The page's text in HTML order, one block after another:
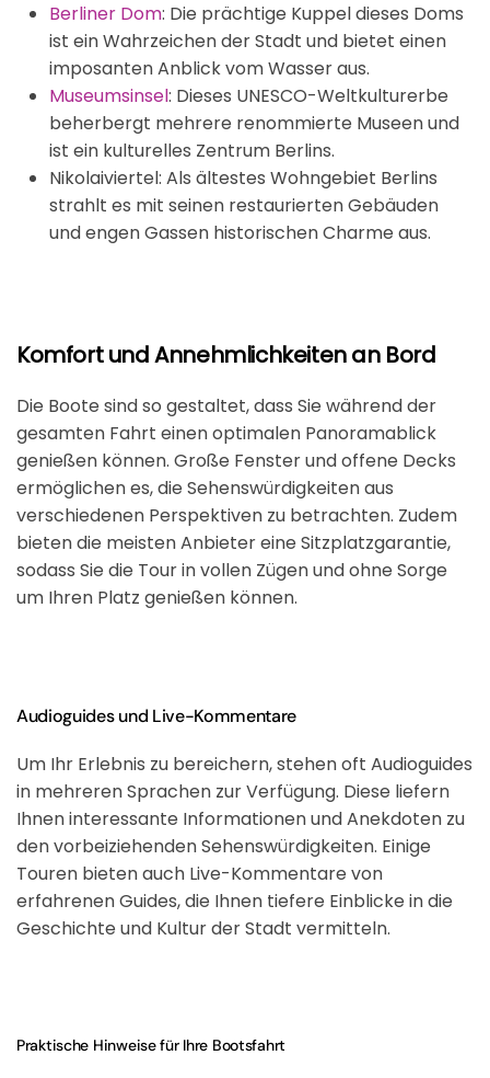
Berliner Dom: Die prächtige Kuppel dieses Doms
ist ein Wahrzeichen der Stadt und bietet einen
imposanten Anblick vom Wasser aus.
Museumsinsel: Dieses UNESCO-Weltkulturerbe
beherbergt mehrere renommierte Museen und
ist ein kulturelles Zentrum Berlins.
Nikolaiviertel: Als ältestes Wohngebiet Berlins
strahlt es mit seinen restaurierten Gebäuden
und engen Gassen historischen Charme aus.
Komfort und Annehmlichkeiten an Bord
Die Boote sind so gestaltet, dass Sie während der
gesamten Fahrt einen optimalen Panoramablick
genießen können. Große Fenster und offene Decks
ermöglichen es, die Sehenswürdigkeiten aus
verschiedenen Perspektiven zu betrachten. Zudem
bieten die meisten Anbieter eine Sitzplatzgarantie,
sodass Sie die Tour in vollen Zügen und ohne Sorge
um Ihren Platz genießen können.
Audioguides und Live-Kommentare
Um Ihr Erlebnis zu bereichern, stehen oft Audioguides
in mehreren Sprachen zur Verfügung. Diese liefern
Ihnen interessante Informationen und Anekdoten zu
den vorbeiziehenden Sehenswürdigkeiten. Einige
Touren bieten auch Live-Kommentare von
erfahrenen Guides, die Ihnen tiefere Einblicke in die
Geschichte und Kultur der Stadt vermitteln.
Praktische Hinweise für Ihre Bootsfahrt